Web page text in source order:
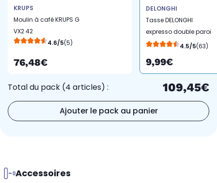
KRUPS
Moulin à café KRUPS G
VX2 42
4.6/5(5)
76,48€
DELONGHI
Tasse DELONGHI
expresso double paroi
lot 2 x 60ml4.5/5(63)
9,99€
Total du pack (4 articles) : 109,45€
Ajouter le pack au panier
Accessoires